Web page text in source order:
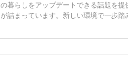
暮らしをアップデートできる話題を
詰まっています。新しい環境で一歩